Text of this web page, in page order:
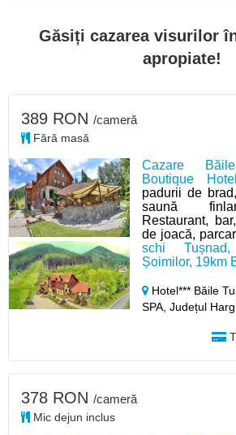
Găsiți cazarea visurilor
apropiate!
Cazare
Boutique
padurii de
saună
Restaurant,
de joacă,
schi
Șoimilor, 19km
Hotel*** Băile
SPA, Județul
389 RON /cameră
Fără masă
378 RON /cameră
Mic dejun inclus